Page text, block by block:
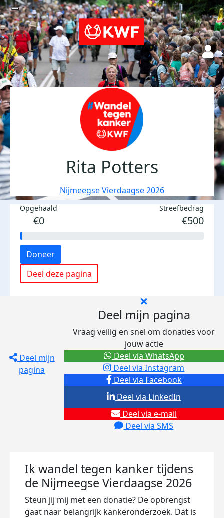
Rita Potters
Nijmeegse Vierdaagse 2026
Opgehaald
€0
Streefbedrag
€500
Doneer
Deel deze pagina
Deel mijn
pagina
Deel mijn pagina
Vraag veilig en snel om donaties voor
jouw actie
Deel via Facebook
Deel via Instagram
Deel via e-mail
Deel via SMS
Deel via LinkedIn
Deel via WhatsApp
Ik wandel tegen kanker tijdens
de Nijmeegse Vierdaagse 2026
Steun jij mij met een donatie? De opbrengst
gaat naar belangrijk kankeronderzoek. Dat is